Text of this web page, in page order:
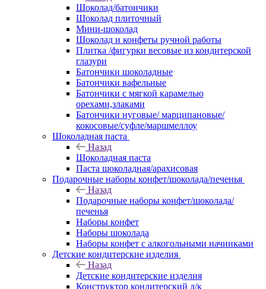
Шоколад/батончики
Шоколад плиточный
Мини-шоколад
Шоколад и конфеты ручной работы
Плитка /фигурки весовые из кондитерской
глазури
Батончики шоколадные
Батончики вафельные
Батончики с мягкой карамелью
орехами,злаками
Батончики нуговые/ марципановые/
кокосовые/суфле/маршмеллоу
Шоколадная паста
Назад
Шоколадная паста
Паста шоколадная/арахисовая
Подарочные наборы конфет/шоколада/печенья
Назад
Подарочные наборы конфет/шоколада/
печенья
Наборы конфет
Наборы шоколада
Наборы конфет с алкогольными начинками
Детские кондитерские изделия
Назад
Детские кондитерские изделия
Конструктор кондитерский д/к